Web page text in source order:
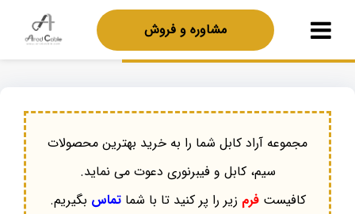
مشاوره و فروش
مجموعه آراد کابل شما را به خرید بهترین محصولات
سیم، کابل و فیبرنوری دعوت می نماید.
کافیستفرم زیر را پر کنید تا با شماتماس بگیریم.